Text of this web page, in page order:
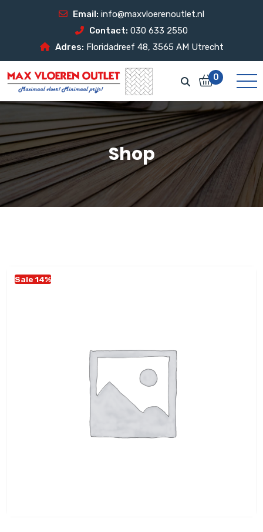
Email: info@maxvloerenoutlet.nl
Contact: 030 633 2550
Adres: Floridadreef 48, 3565 AM Utrecht
0
Shop
Sale 14%